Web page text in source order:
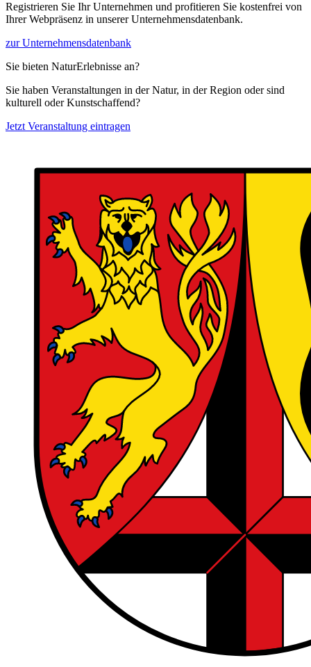
Registrieren Sie Ihr Unternehmen und profitieren Sie kostenfrei von
Ihrer Webpräsenz in unserer Unternehmensdatenbank.
zur Unternehmensdatenbank
Sie bieten NaturErlebnisse an?
Sie haben Veranstaltungen in der Natur, in der Region oder sind
kulturell oder Kunstschaffend?
Jetzt Veranstaltung eintragen